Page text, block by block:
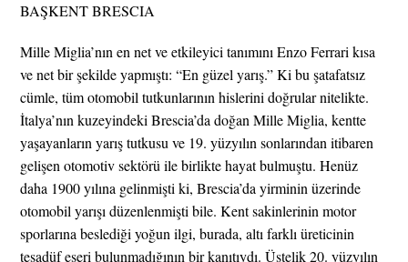
BAŞKENT BRESCIA
Mille Miglia’nın en net ve etkileyici tanımını Enzo Ferrari kısa
ve net bir şekilde yapmıştı: “En güzel yarış.” Ki bu şatafatsız
cümle, tüm otomobil tutkunlarının hislerini doğrular nitelikte.
İtalya’nın kuzeyindeki Brescia’da doğan Mille Miglia, kentte
yaşayanların yarış tutkusu ve 19. yüzyılın sonlarından itibaren
gelişen otomotiv sektörü ile birlikte hayat bulmuştu. Henüz
daha 1900 yılına gelinmişti ki, Brescia’da yirminin üzerinde
otomobil yarışı düzenlenmişti bile. Kent sakinlerinin motor
sporlarına beslediği yoğun ilgi, burada, altı farklı üreticinin
tesadüf eseri bulunmadığının bir kanıtıydı. Üstelik 20. yüzyılın